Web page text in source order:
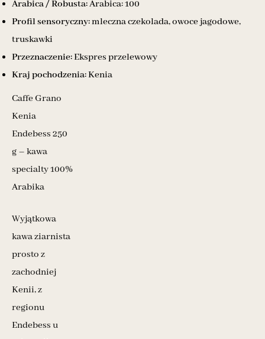
Arabica / Robusta:Arabica: 100
Profil sensoryczny:mleczna czekolada, owoce jagodowe,
truskawki
Przeznaczenie:Ekspres przelewowy
Kraj pochodzenia:Kenia
Caffe Grano
Kenia
Endebess 250
g – kawa
specialty 100%
Arabika
Wyjątkowa
kawa ziarnista
prosto z
zachodniej
Kenii, z
regionu
Endebess u